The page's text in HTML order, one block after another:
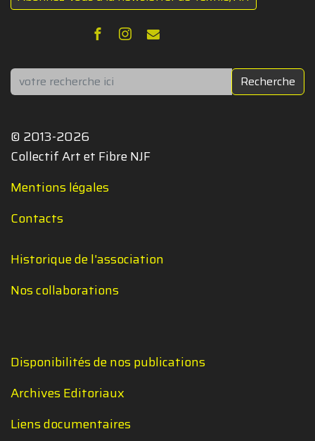
Rechercher Recherche
© 2013-2026
Collectif Art et Fibre NJF
Mentions légales
Contacts
Historique de l'association
Nos collaborations
Disponibilités de nos publications
Archives Editoriaux
Liens documentaires